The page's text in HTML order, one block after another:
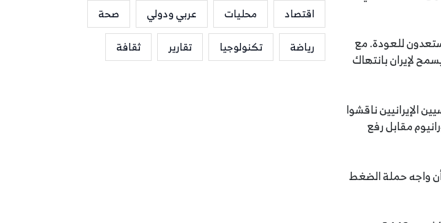
للعودة. مع
لإيران بانتهاك
الإيرانيين ناقشوا
مقابل رفع
واجه حملة الضغط
اقتصاد
محليات عربي ودولي
صحة
رياضة
تكنولوجيا تقارير ثقافة